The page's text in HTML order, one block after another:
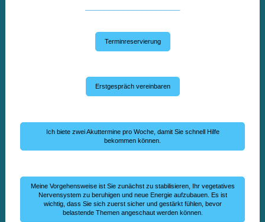
Terminreservierung
Erstgespräch vereinbaren
Ich biete zwei Akuttermine pro Woche, damit Sie schnell Hilfe
bekommen können.
Meine Vorgehensweise ist Sie zunächst zu stabilisieren, Ihr vegetatives
Nervensystem zu beruhigen und neue Energie aufzubauen. Es ist
wichtig, dass Sie sich zuerst sicher und gestärkt fühlen, bevor
belastende Themen angeschaut werden können.